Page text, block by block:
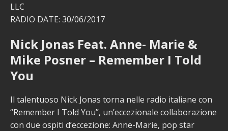
LLC
RADIO DATE: 30/06/2017
Nick Jonas Feat. Anne- Marie &
Mike Posner – Remember I Told
You
Il talentuoso Nick Jonas torna nelle radio italiane con
“Remember I Told You”, un’eccezionale collaborazione
con due ospiti d’eccezione: Anne-Marie, pop star